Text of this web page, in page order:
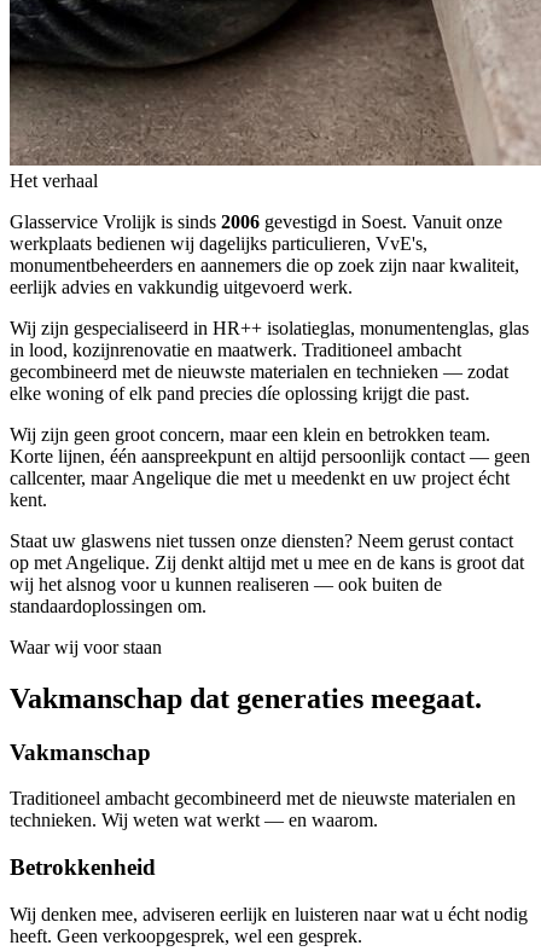
Het verhaal
Glasservice Vrolijk is sinds 2006 gevestigd in Soest. Vanuit onze
werkplaats bedienen wij dagelijks particulieren, VvE's,
monumentbeheerders en aannemers die op zoek zijn naar kwaliteit,
eerlijk advies en vakkundig uitgevoerd werk.
Wij zijn gespecialiseerd in HR++ isolatieglas, monumentenglas, glas
in lood, kozijnrenovatie en maatwerk. Traditioneel ambacht
gecombineerd met de nieuwste materialen en technieken — zodat
elke woning of elk pand precies díe oplossing krijgt die past.
Wij zijn geen groot concern, maar een klein en betrokken team.
Korte lijnen, één aanspreekpunt en altijd persoonlijk contact — geen
callcenter, maar Angelique die met u meedenkt en uw project écht
kent.
Staat uw glaswens niet tussen onze diensten? Neem gerust contact
op met Angelique. Zij denkt altijd met u mee en de kans is groot dat
wij het alsnog voor u kunnen realiseren — ook buiten de
standaardoplossingen om.
Waar wij voor staan
Vakmanschap dat generaties meegaat.
Vakmanschap
Traditioneel ambacht gecombineerd met de nieuwste materialen en
technieken. Wij weten wat werkt — en waarom.
Betrokkenheid
Wij denken mee, adviseren eerlijk en luisteren naar wat u écht nodig
heeft. Geen verkoopgesprek, wel een gesprek.